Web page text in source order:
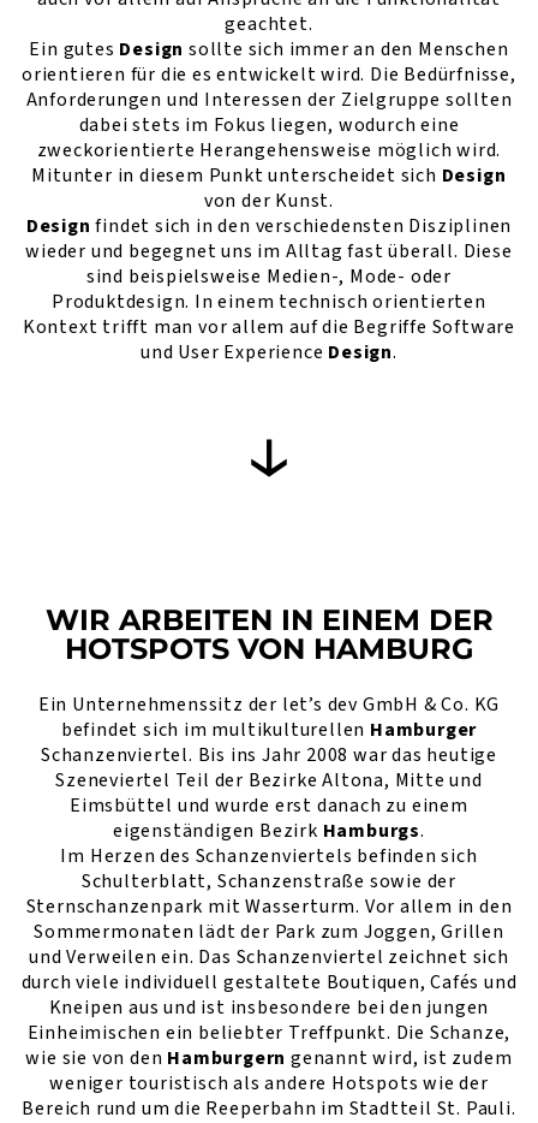
geachtet.
Ein gutes Design sollte sich immer an den Menschen
orientieren für die es entwickelt wird. Die Bedürfnisse,
Anforderungen und Interessen der Zielgruppe sollten
dabei stets im Fokus liegen, wodurch eine
zweckorientierte Herangehensweise möglich wird.
Mitunter in diesem Punkt unterscheidet sich Design
von der Kunst.
Design findet sich in den verschiedensten Disziplinen
wieder und begegnet uns im Alltag fast überall. Diese
sind beispielsweise Medien-, Mode- oder
Produktdesign. In einem technisch orientierten
Kontext trifft man vor allem auf die Begriffe Software
und User Experience Design.
WIR ARBEITEN IN EINEM DER
HOTSPOTS VON HAMBURG
Ein Unternehmenssitz der let’s dev GmbH & Co. KG
befindet sich im multikulturellen Hamburger
Schanzenviertel. Bis ins Jahr 2008 war das heutige
Szeneviertel Teil der Bezirke Altona, Mitte und
Eimsbüttel und wurde erst danach zu einem
eigenständigen Bezirk Hamburgs.
Im Herzen des Schanzenviertels befinden sich
Schulterblatt, Schanzenstraße sowie der
Sternschanzenpark mit Wasserturm. Vor allem in den
Sommermonaten lädt der Park zum Joggen, Grillen
und Verweilen ein. Das Schanzenviertel zeichnet sich
durch viele individuell gestaltete Boutiquen, Cafés und
Kneipen aus und ist insbesondere bei den jungen
Einheimischen ein beliebter Treffpunkt. Die Schanze,
wie sie von den Hamburgern genannt wird, ist zudem
weniger touristisch als andere Hotspots wie der
Bereich rund um die Reeperbahn im Stadtteil St. Pauli.